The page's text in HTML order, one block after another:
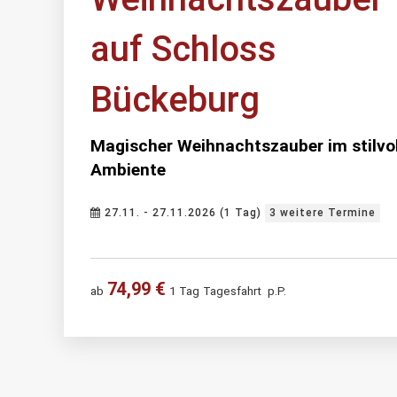
auf Schloss
Bückeburg
Magischer Weihnachtszauber im
Ambiente
27.11. - 27.11.2026 (1 Tag) 3 weitere Termine
ab 74,99 € 1 Tag Tagesfahrt p.P.